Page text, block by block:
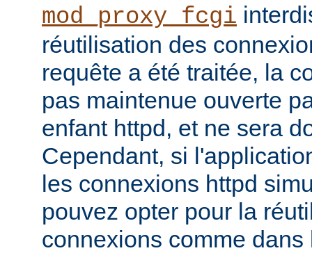
mod_proxy_fcgi
réutilisation des
requête a été traitée, la
pas maintenue ouverte
enfant httpd, et ne sera
Cependant, si
les connexions httpd
pouvez opter pour la
connexions comme